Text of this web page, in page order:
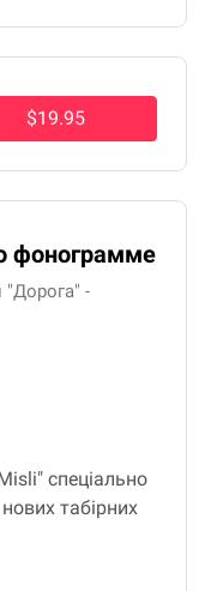
$19.95
фонограмме
-
спеціально
табірних